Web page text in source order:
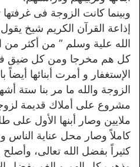
وبينما كانت الزوجة فى
إذاعة القرآن الكريم شيخ
الله علية وسلم ” من أكثر من
كل هم مخرجا ومن كل ضيق
الإستغفار و أمرت أبنائها أيضاً
الزوجة والله ما مر بنا ستة
مشروع على أملاك قديمة
ملايين وصار أبنها الأول
كاملاً وصار محل عناية الناس
كثيراً بفضل الله تعالى، وأصلح